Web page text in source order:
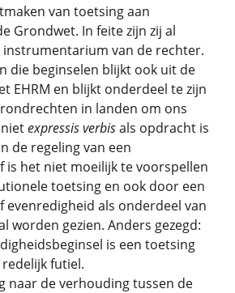
van toetsing aan
Grondwet. In feite zijn zij al
van de rechter.
die beginselen blijkt ook uit de
EHRM en blijkt onderdeel te zijn
in landen om ons
expressis verbisals opdracht is
de regeling van een
is het niet moeilijk te voorspellen
toetsing en ook door een
als onderdeel van
worden gezien. Anders gezegd:
is een toetsing
futiel.
naar de verhouding tussen de